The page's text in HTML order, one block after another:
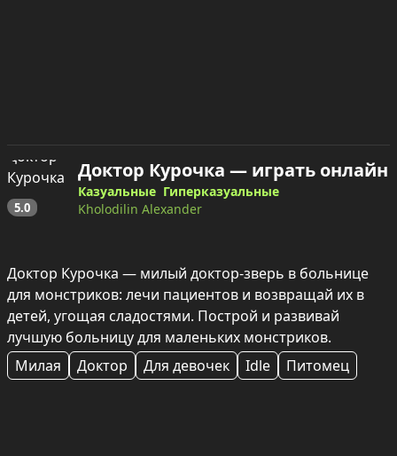
5.0
Доктор Курочка — играть онлайн
Казуальные Гиперказуальные
Kholodilin Alexander
Доктор Курочка — милый доктор-зверь в больнице
для монстриков: лечи пациентов и возвращай их в
детей, угощая сладостями. Построй и развивай
лучшую больницу для маленьких монстриков.
Милая
Доктор Для девочек Idle Питомец